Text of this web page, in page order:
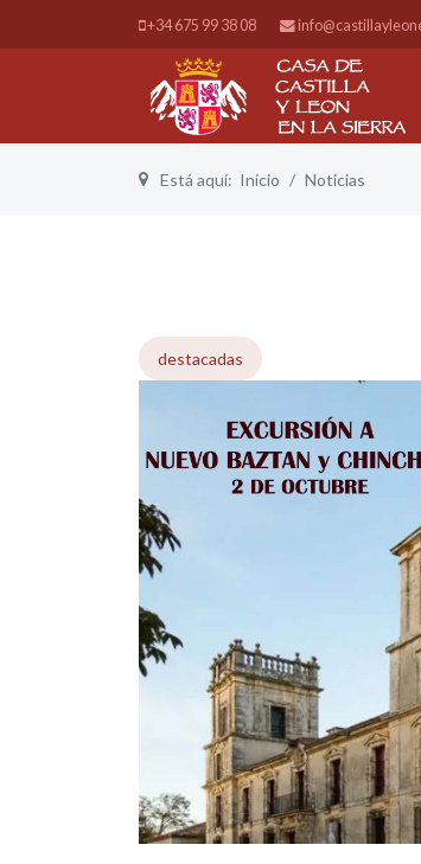
+34 675 99 38 08
Está aquí: Inicio Noticias
destacadas